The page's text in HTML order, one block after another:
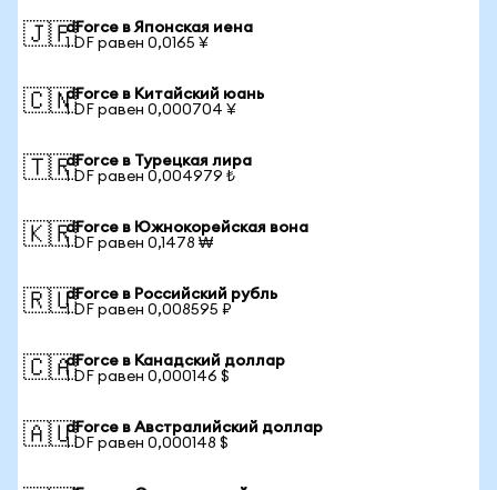
🇯🇵dForce в Японская иена
1 DF равен 0,0165 ¥
🇨🇳dForce в Китайский юань
1 DF равен 0,000704 ¥
🇹🇷dForce в Турецкая лира
1 DF равен 0,004979 ₺
🇰🇷dForce в Южнокорейская вона
1 DF равен 0,1478 ₩
🇷🇺dForce в Российский рубль
1 DF равен 0,008595 ₽
🇨🇦dForce в Канадский доллар
1 DF равен 0,000146 $
🇦🇺dForce в Австралийский доллар
1 DF равен 0,000148 $